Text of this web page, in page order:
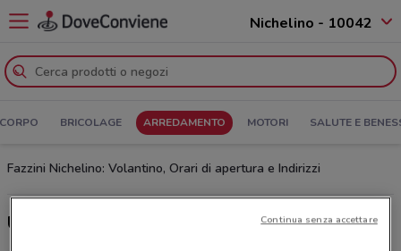
Nichelino - 10042
BRICOLAGE ARREDAMENTO MOTORI SALUTE E
Fazzini Nichelino: Volantino, Orari di apertura e Indirizzi
Ultime offerte del volantino FazziniContinua senza accettare